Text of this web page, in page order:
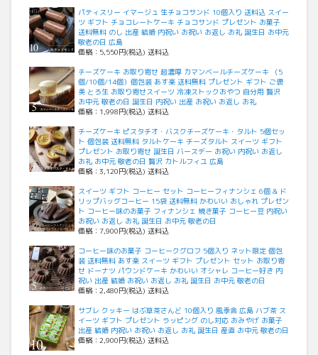
パティスリー イマージュ 生チョコサンド 10個入り 送料込 スイー
ツ ギフト チョコレートケーキ チョコサンド プレゼント お菓子
送料無料 のし 出産 結婚 内祝い お祝い お返し お礼 誕生日 お中元
敬老の日 広島
価格：5,550円(税込) 送料込
チーズケーキ お取り寄せ 超濃厚 カマンベールチーズケーキ （5
個/10個/14個）個包装 あす楽 送料無料 プレゼント ギフト ご褒
美 とろ生 お取り寄せスイーツ 冷凍ストックおやつ 自分用 贅沢
お中元 敬老の日 誕生日 内祝い 出産 お祝い お返し お礼
価格：1,998円(税込) 送料込
チーズケーキ ピスタチオ・バスクチーズケーキ・タルト 5個セッ
ト 個包装 送料無料 タルトケーキ チーズタルト スイーツ ギフト
プレゼント お取り寄せ 誕生日 バースデー お祝い 内祝い お返し
お礼 お中元 敬老の日 贅沢 カトルフィユ 広島
価格：3,120円(税込) 送料込
スイーツ ギフト コーヒー セット コーヒーフィナンシェ 6個 & ド
リップバッグコーヒー 15袋 送料無料 かわいい おしゃれ プレゼン
ト コーヒー味のお菓子 フィナンシェ 焼き菓子 コーヒー豆 内祝い
お祝い お返し お礼 誕生日 お中元 敬老の日
価格：7,900円(税込) 送料込
コーヒー味のお菓子 コーヒークグロフ 5個入り ネット限定 個包
装 送料無料 あす楽 スイーツ ギフト プレゼント セット お取り寄
せ ドーナツ パウンドケーキ かわいい オシャレ コーヒー好き 内
祝い 出産 結婚 お祝い お返し お礼 誕生日 お中元 敬老の日
価格：2,480円(税込) 送料込
サブレ クッキー はぶ草茶さんど 10個入り 風季舎 広島 ハブ茶 ス
イーツ ギフト プレゼント ラッピング のし対応 おみやげ お菓子
出産 結婚 内祝い お祝い お返し お礼 誕生日 産直 お中元 敬老の日
価格：2,900円(税込) 送料込